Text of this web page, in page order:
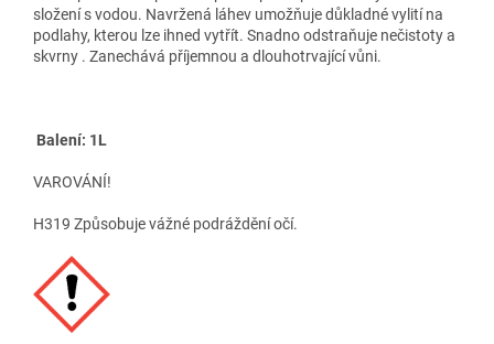
složení s vodou. Navržená láhev umožňuje důkladné vylití na
podlahy, kterou lze ihned vytřít. Snadno odstraňuje nečistoty a
skvrny . Zanechává příjemnou a dlouhotrvající vůni.
Balení: 1L
VAROVÁNÍ!
H319 Způsobuje vážné podráždění očí.